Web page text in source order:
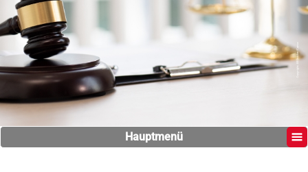
Hauptmenü